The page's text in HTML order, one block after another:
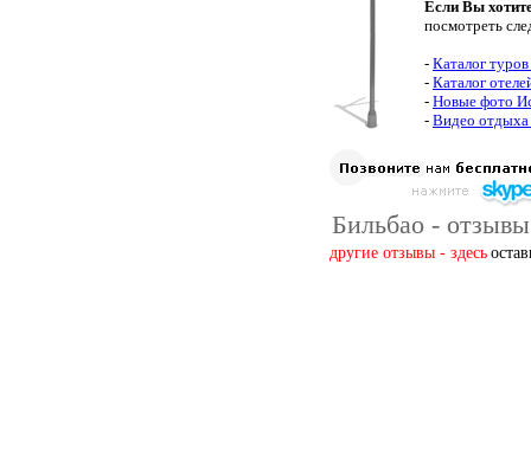
Если Вы
посмотреть
- Каталог
- Каталог
- Новые фото
- Видео
Бильбао -
другие отзывы - здесь